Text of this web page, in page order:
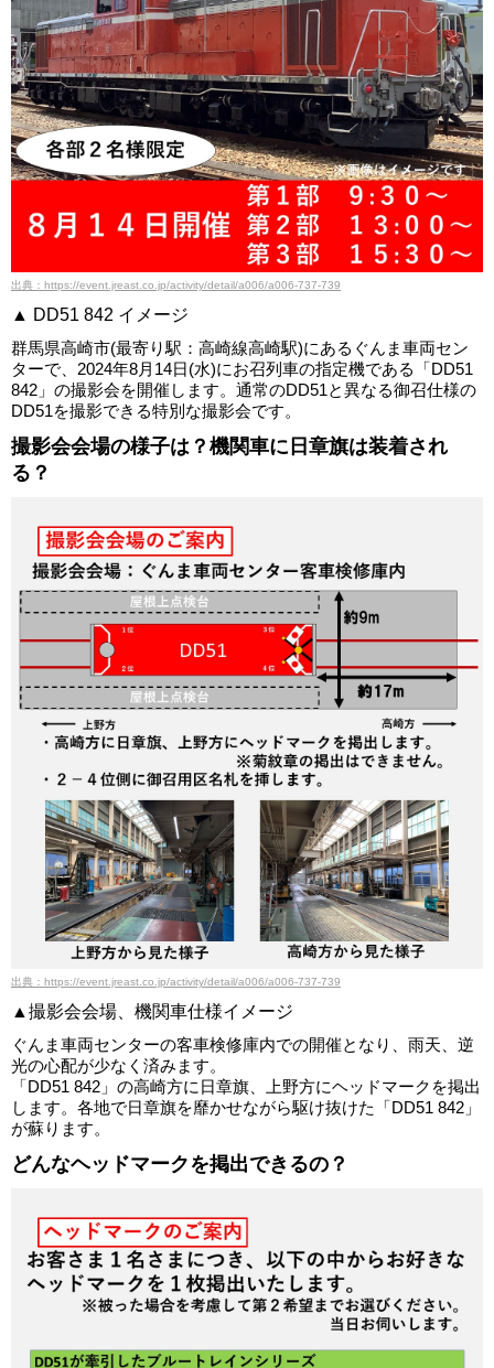
出典：https://event.jreast.co.jp/activity/detail/a006/a006-737-739
▲ DD51 842 イメージ
群馬県高崎市(最寄り駅：高崎線高崎駅)にあるぐんま車両セン
ターで、2024年8月14日(水)にお召列車の指定機である「DD51
842」の撮影会を開催します。通常のDD51と異なる御召仕様の
DD51を撮影できる特別な撮影会です。
撮影会会場の様子は？機関車に日章旗は装着され
る？
出典：https://event.jreast.co.jp/activity/detail/a006/a006-737-739
▲撮影会会場、機関車仕様イメージ
ぐんま車両センターの客車検修庫内での開催となり、雨天、逆
光の心配が少なく済みます。
「DD51 842」の高崎方に日章旗、上野方にヘッドマークを掲出
します。各地で日章旗を靡かせながら駆け抜けた「DD51 842」
が蘇ります。
どんなヘッドマークを掲出できるの？